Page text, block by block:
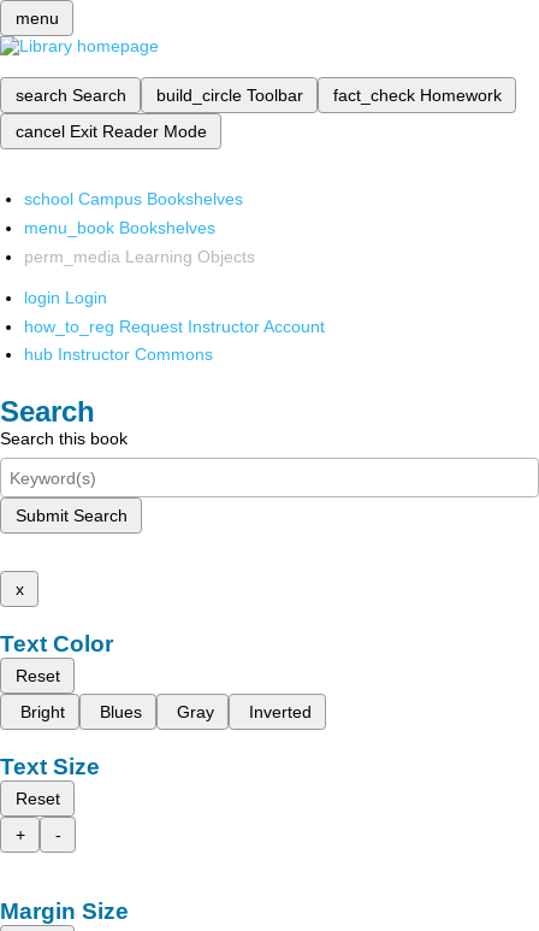
menu
search Search build_circle Toolbar fact_check Homework
cancel Exit Reader Mode
school Campus Bookshelves
menu_book Bookshelves
perm_media Learning Objects
login Login
how_to_reg Request Instructor Account
hub Instructor Commons
Search
Search this book
Submit Search
x
Text Color
Reset
Bright
Blues Gray Inverted
Text Size
Reset
+
-
Margin Size